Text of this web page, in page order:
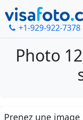
+1-929-922-7378
Photo
Prenez une